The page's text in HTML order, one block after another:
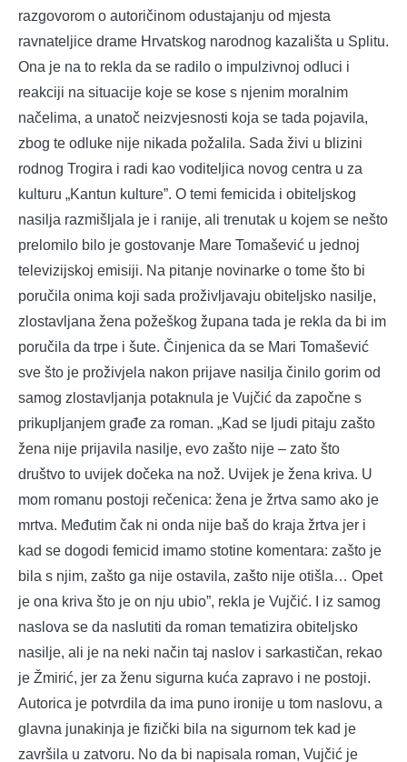
razgovorom o autoričinom odustajanju od mjesta
ravnateljice drame Hrvatskog narodnog kazališta u Splitu.
Ona je na to rekla da se radilo o impulzivnoj odluci i
reakciji na situacije koje se kose s njenim moralnim
načelima, a unatoč neizvjesnosti koja se tada pojavila,
zbog te odluke nije nikada požalila. Sada živi u blizini
rodnog Trogira i radi kao voditeljica novog centra u za
kulturu „Kantun kulture”. O temi femicida i obiteljskog
nasilja razmišljala je i ranije, ali trenutak u kojem se nešto
prelomilo bilo je gostovanje Mare Tomašević u jednoj
televizijskoj emisiji. Na pitanje novinarke o tome što bi
poručila onima koji sada proživljavaju obiteljsko nasilje,
zlostavljana žena požeškog župana tada je rekla da bi im
poručila da trpe i šute. Činjenica da se Mari Tomašević
sve što je proživjela nakon prijave nasilja činilo gorim od
samog zlostavljanja potaknula je Vujčić da započne s
prikupljanjem građe za roman. „Kad se ljudi pitaju zašto
žena nije prijavila nasilje, evo zašto nije – zato što
društvo to uvijek dočeka na nož. Uvijek je žena kriva. U
mom romanu postoji rečenica: žena je žrtva samo ako je
mrtva. Međutim čak ni onda nije baš do kraja žrtva jer i
kad se dogodi femicid imamo stotine komentara: zašto je
bila s njim, zašto ga nije ostavila, zašto nije otišla… Opet
je ona kriva što je on nju ubio”, rekla je Vujčić. I iz samog
naslova se da naslutiti da roman tematizira obiteljsko
nasilje, ali je na neki način taj naslov i sarkastičan, rekao
je Žmirić, jer za ženu sigurna kuća zapravo i ne postoji.
Autorica je potvrdila da ima puno ironije u tom naslovu, a
glavna junakinja je fizički bila na sigurnom tek kad je
završila u zatvoru. No da bi napisala roman, Vujčić je